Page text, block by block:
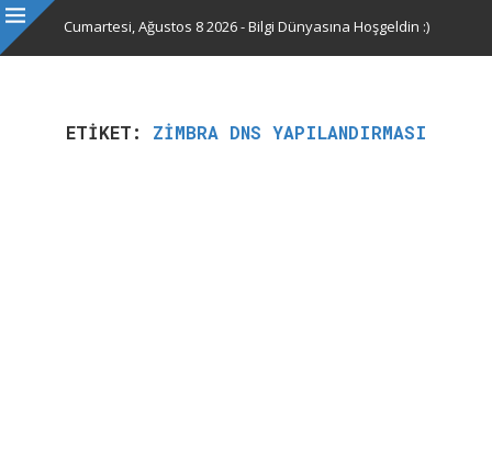
Cumartesi, Ağustos 8 2026 - Bilgi Dünyasına Hoşgeldin :)
ETIKET: ZIMBRA DNS YAPILANDIRMASI